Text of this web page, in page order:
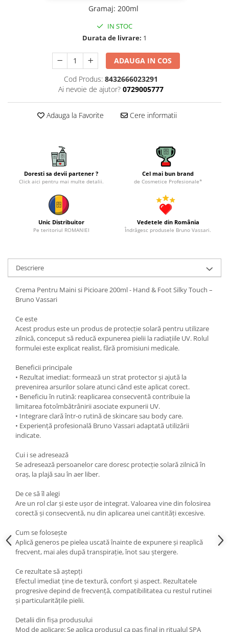
Gramaj: 200ml
IN STOC
Durata de livrare: 1
ADAUGA IN COS
Cod Produs: 8432666023291
Ai nevoie de ajutor? 0729005777
Adauga la Favorite Cere informatii
Doresti sa devii partener ?
Click aici pentru mai multe detalii.
Cel mai bun brand
de Cosmetice Profesionale*
Unic Distribuitor
Pe teritoriul ROMANIEI
Vedetele din România
Îndrăgesc produsele Bruno Vassari.
Descriere
Crema Pentru Maini si Picioare 200ml - Hand & Foot Silky Touch –
Bruno Vassari
Ce este
Acest produs este un produs de protecție solară pentru utilizare
zilnică, conceput să reducă expunerea pielii la radiațiile UV. Rolul
formulei este explicat realist, fără promisiuni medicale.
Beneficii principale
• Rezultat imediat: formează un strat protector și ajută la
prevenirea arsurilor solare atunci când este aplicat corect.
• Beneficiu în rutină: reaplicarea consecventă contribuie la
limitarea fotoîmbătrânirii asociate expunerii UV.
• Integrare clară într-o rutină de skincare sau body care.
• Experiență profesională Bruno Vassari adaptată utilizării
indicate.
Cui i se adresează
Se adresează persoanelor care doresc protecție solară zilnică în
oraș, la plajă sau în aer liber.
De ce să îl alegi
Are un rol clar și este ușor de integrat. Valoarea vine din folosirea
corectă și consecventă, nu din aplicarea unei cantități excesive.
Cum se folosește
Aplică generos pe pielea uscată înainte de expunere și reaplică
frecvent, mai ales după transpirație, înot sau ștergere.
Ce rezultate să aștepți
Efectul imediat ține de textură, confort și aspect. Rezultatele
progresive depind de frecvență, compatibilitatea cu restul rutinei
și particularitățile pielii.
Detalii din fișa produsului
Mod de aplicare: Se aplica produsul ca pas final in ritualul SPA